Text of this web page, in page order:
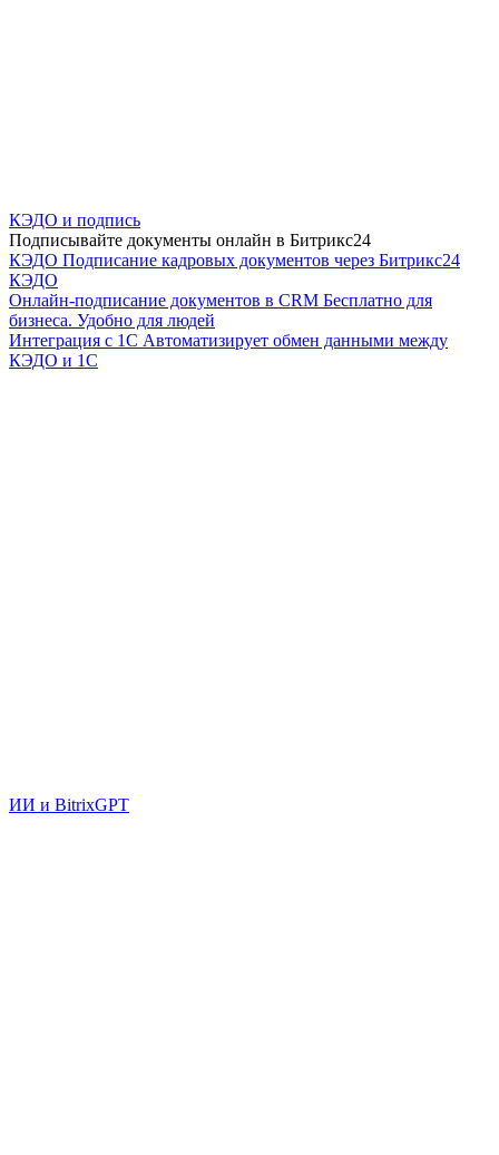
КЭДО и подпись
Подписывайте документы онлайн в Битрикс24
КЭДО Подписание кадровых документов через Битрикс24
КЭДО
Онлайн-подписание документов в CRM Бесплатно для
бизнеса. Удобно для людей
Интеграция с 1С Автоматизирует обмен данными между
КЭДО и 1С
ИИ и BitrixGPT